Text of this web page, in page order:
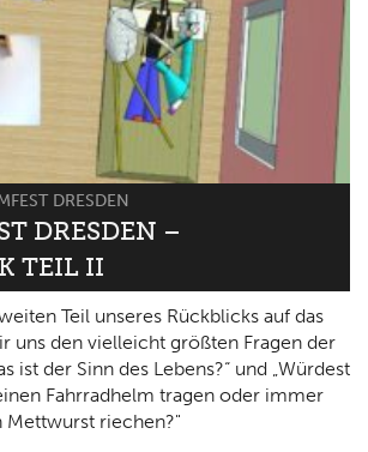
DRESDEN
DRESDEN –
TEIL II
Teil unseres Rückblicks auf das
uns den vielleicht größten Fragen der
ist der Sinn des Lebens?“ und „Würdest
Fahrradhelm tragen oder immer
Mettwurst riechen?"